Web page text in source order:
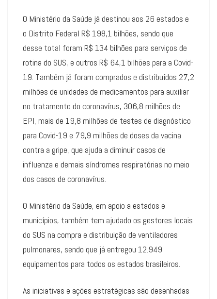
O Ministério da Saúde já destinou aos 26 estados e
o Distrito Federal R$ 198,1 bilhões, sendo que
desse total foram R$ 134 bilhões para serviços de
rotina do SUS, e outros R$ 64,1 bilhões para a Covid-
19. Também já foram comprados e distribuídos 27,2
milhões de unidades de medicamentos para auxiliar
no tratamento do coronavírus, 306,8 milhões de
EPI, mais de 19,8 milhões de testes de diagnóstico
para Covid-19 e 79,9 milhões de doses da vacina
contra a gripe, que ajuda a diminuir casos de
influenza e demais síndromes respiratórias no meio
dos casos de coronavírus.
O Ministério da Saúde, em apoio a estados e
municípios, também tem ajudado os gestores locais
do SUS na compra e distribuição de ventiladores
pulmonares, sendo que já entregou 12.949
equipamentos para todos os estados brasileiros.
As iniciativas e ações estratégicas são desenhadas